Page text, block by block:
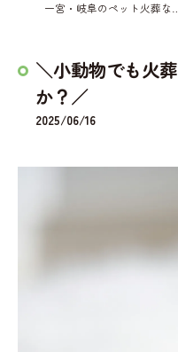
＼小動物でも火
か？／
2025/06/16